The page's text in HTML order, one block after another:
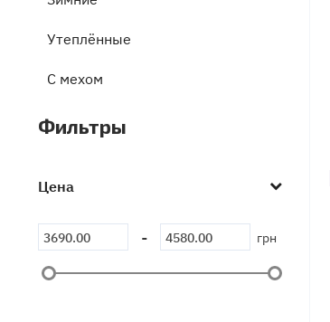
Утеплённые
C мехом
Замшевые
Коллекция All Stars
Коллекция Jack Purcell
Коллекция Chuck 70
Фильтры
Цена
- грн